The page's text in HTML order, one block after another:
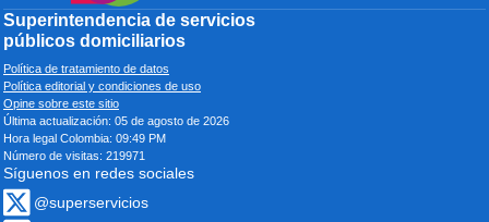
Superintendencia de servicios
públicos domiciliarios
Política de tratamiento de datos
Política editorial y condiciones de uso
Opine sobre este sitio
Última actualización: 05 de agosto de 2026
Hora legal Colombia: 09:49 PM
Número de visitas: 219971
Síguenos en redes sociales
@superservicios